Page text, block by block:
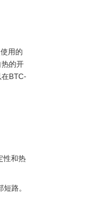
用的
的开
BTC-
性和热
路。